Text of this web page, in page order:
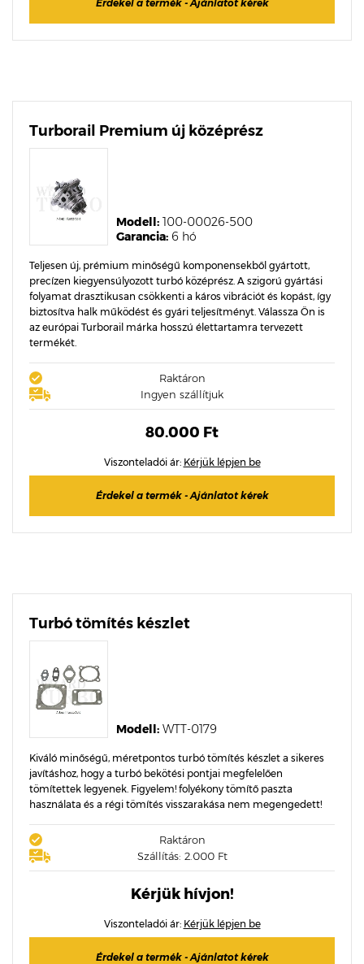
Érdekel a termék - Ajánlatot kérek
Turborail Premium új középrész
Garancia: 6 hó
Modell: 100-00026-500
Teljesen új, prémium minőségű komponensekből gyártott,
precízen kiegyensúlyozott turbó középrész. A szigorú gyártási
folyamat drasztikusan csökkenti a káros vibrációt és kopást, így
biztosítva halk működést és gyári teljesítményt. Válassza Ön is
az európai Turborail márka hosszú élettartamra tervezett
termékét.
Raktáron
Ingyen szállítjuk
80.000 Ft
Viszonteladói ár: Kérjük lépjen be
Érdekel a termék - Ajánlatot kérek
Turbó tömítés készlet
Modell: WTT-0179
Kiváló minőségű, méretpontos turbó tömítés készlet a sikeres
javításhoz, hogy a turbó bekötési pontjai megfelelően
tömítettek legyenek. Figyelem! folyékony tömítő paszta
használata és a régi tömítés visszarakása nem megengedett!
Raktáron
Szállítás: 2.000 Ft
Kérjük hívjon!
Viszonteladói ár: Kérjük lépjen be
Érdekel a termék - Ajánlatot kérek